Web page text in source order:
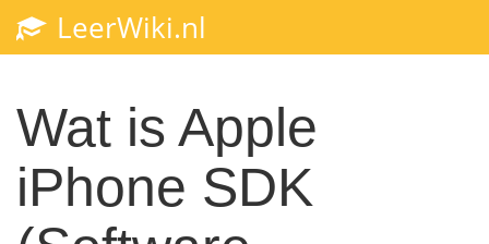
LeerWiki.nl
Wat is Apple
iPhone SDK